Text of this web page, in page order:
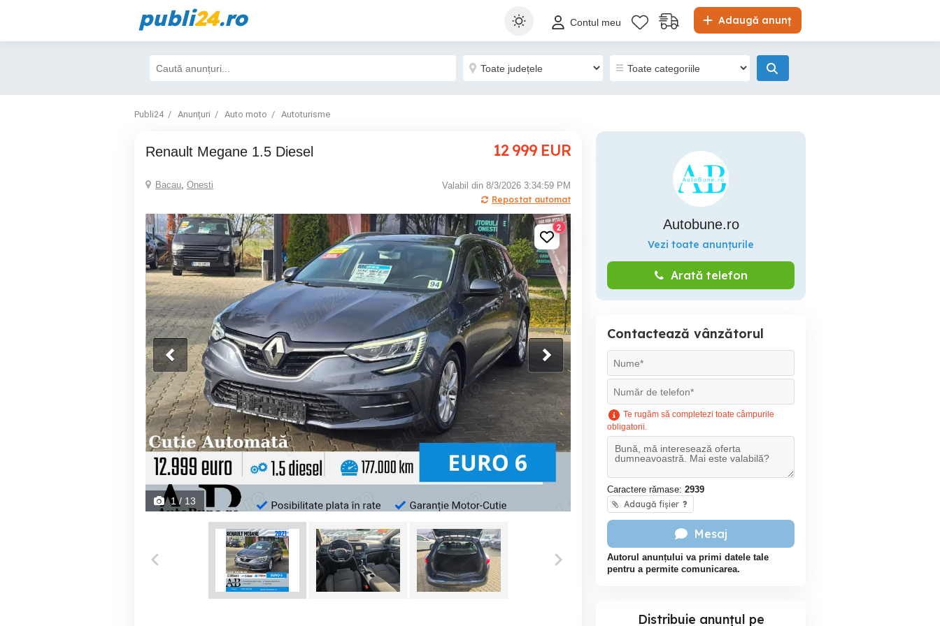
publi24.ro Adaugă anunț
Contul meu
Publi24 Anunțuri Auto moto Autoturisme
Renault Megane 1.5 Diesel 12 999 EUR
Bacau, Onesti
Valabil din 8/3/2026 3:34:59 PM
Repostat automat
2
1/ 13
Autobune.ro
Vezi toate anunțurile
Arată telefon
Contactează vânzătorul
Te rugăm să completezi toate câmpurile
obligatorii.
Caractere rămase: 2939
Adaugă fișier ?
Mesaj
Autorul anunțului va primi datele tale
pentru a permite comunicarea.
Distribuie anunțul pe